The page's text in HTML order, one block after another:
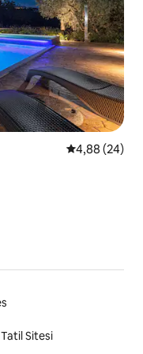
Xếp hạng
4,88 (24)
Sitesi